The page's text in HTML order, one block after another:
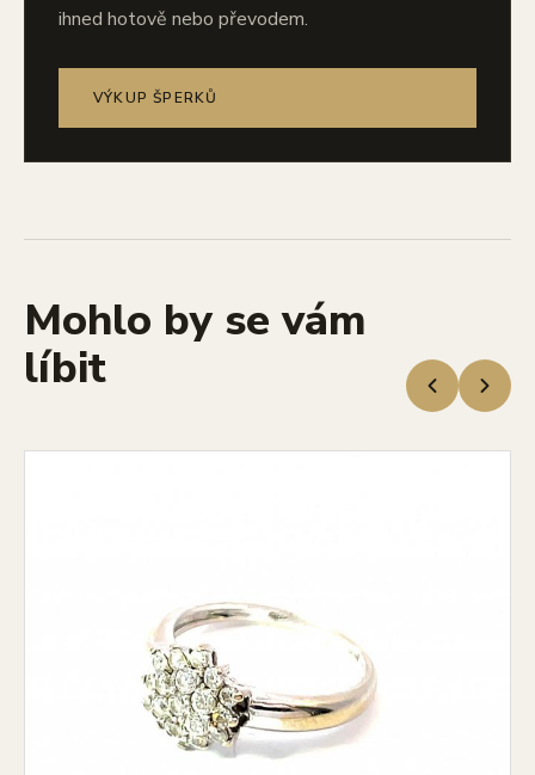
ihned hotově nebo převodem.
VÝKUP ŠPERKŮ
Mohlo by se vám
líbit